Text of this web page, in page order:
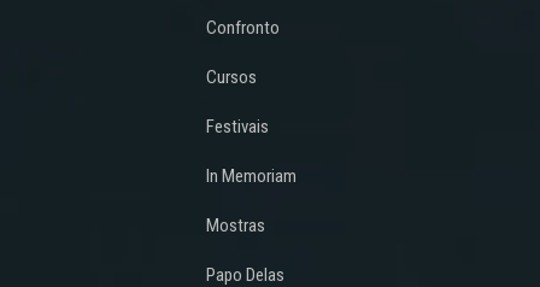
Confronto
Cursos
Festivais
In Memoriam
Mostras
Papo Delas